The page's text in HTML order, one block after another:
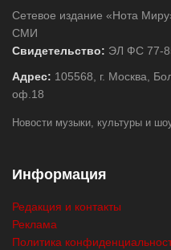
Сетевое издание «Нота
СМИ
Свидетельство: ЭЛ ФС 77-
Адрес: 105568, г. Москва,
оф.18
Новости музыки, культуры и
Информация
Редакция и контакты
Реклама
Политика